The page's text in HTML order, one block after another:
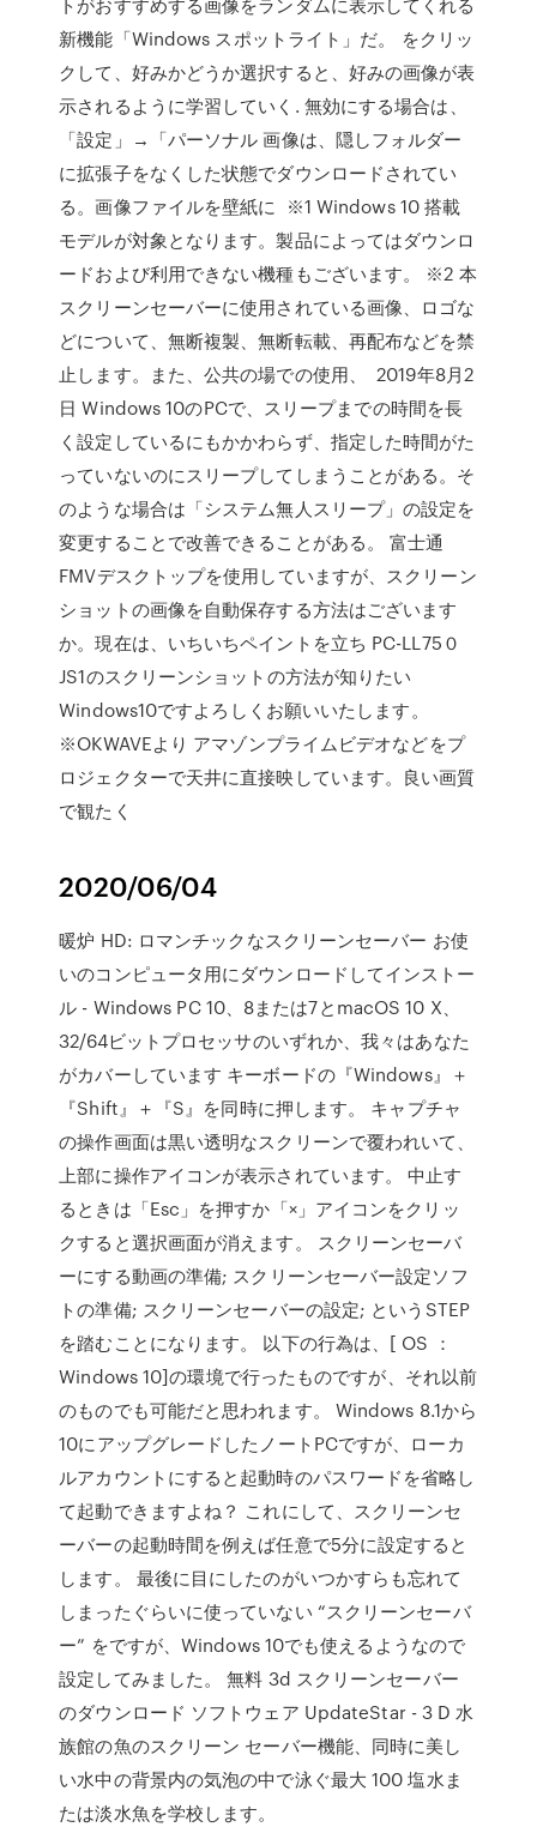
新機能「Windows スポットライト」だ。 をクリッ
クして、好みかどうか選択すると、好みの画像が表
示されるように学習していく. 無効にする場合は、
「設定」→「パーソナル 画像は、隠しフォルダー
に拡張子をなくした状態でダウンロードされてい
る。画像ファイルを壁紙に ※1 Windows 10 搭載
モデルが対象となります。製品によってはダウンロ
ードおよび利用できない機種もございます。 ※2 本
スクリーンセーバーに使用されている画像、ロゴな
どについて、無断複製、無断転載、再配布などを禁
止します。また、公共の場での使用、 2019年8月2
日 Windows 10のPCで、スリープまでの時間を長
く設定しているにもかかわらず、指定した時間がた
っていないのにスリープしてしまうことがある。そ
のような場合は「システム無人スリープ」の設定を
変更することで改善できることがある。 富士通
FMVデスクトップを使用していますが、スクリーン
ショットの画像を自動保存する方法はございます
か。現在は、いちいちペイントを立ち PC-LL75０
JS1のスクリーンショットの方法が知りたい
Windows10ですよろしくお願いいたします。
※OKWAVEより アマゾンプライムビデオなどをプ
ロジェクターで天井に直接映しています。良い画質
で観たく
2020/06/04
暖炉 HD: ロマンチックなスクリーンセーバー お使
いのコンピュータ用にダウンロードしてインストー
ル - Windows PC 10、8または7とmacOS 10 X、
32/64ビットプロセッサのいずれか、我々はあなた
がカバーしています キーボードの『Windows』＋
『Shift』＋『S』を同時に押します。 キャプチャ
の操作画面は黒い透明なスクリーンで覆われいて、
上部に操作アイコンが表示されています。 中止す
るときは「Esc」を押すか「×」アイコンをクリッ
クすると選択画面が消えます。 スクリーンセーバ
ーにする動画の準備; スクリーンセーバー設定ソフ
トの準備; スクリーンセーバーの設定; というSTEP
を踏むことになります。 以下の行為は、[ OS ：
Windows 10]の環境で行ったものですが、それ以前
のものでも可能だと思われます。 Windows 8.1から
10にアップグレードしたノートPCですが、ローカ
ルアカウントにすると起動時のパスワードを省略し
て起動できますよね？ これにして、スクリーンセ
ーバーの起動時間を例えば任意で5分に設定すると
します。 最後に目にしたのがいつかすらも忘れて
しまったぐらいに使っていない “スクリーンセーバ
ー” をですが、Windows 10でも使えるようなので
設定してみました。 無料 3d スクリーンセーバー
のダウンロード ソフトウェア UpdateStar - 3 D 水
族館の魚のスクリーン セーバー機能、同時に美し
い水中の背景内の気泡の中で泳ぐ最大 100 塩水ま
たは淡水魚を学校します。